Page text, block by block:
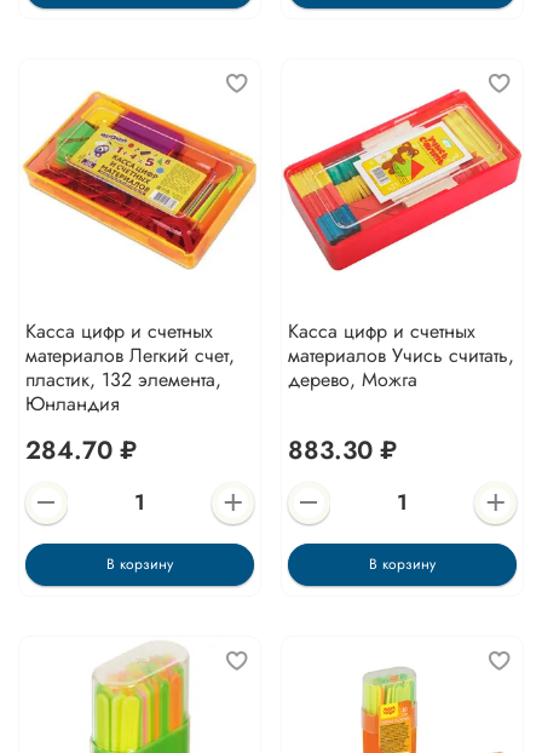
Касса цифр и счетных
материалов Легкий счет,
пластик, 132 элемента,
Юнландия
284.70 ₽
В корзину
Касса цифр и счетных
материалов Учись считать,
дерево, Можга
883.30 ₽
В корзину